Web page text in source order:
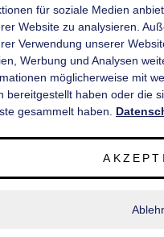
KATEGORIEN
INFORMATIONEN
für soziale Medien
Website zu analysieren.
Verwendung unserer
Werbung und Analysen
möglicherweise mit
bereitgestellt haben oder die
gesammelt haben.